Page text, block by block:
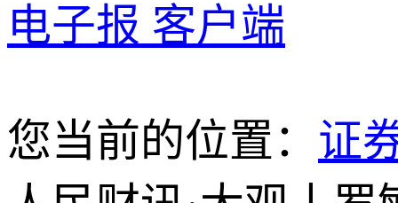
电子报 客户端
您当前的位置： 证